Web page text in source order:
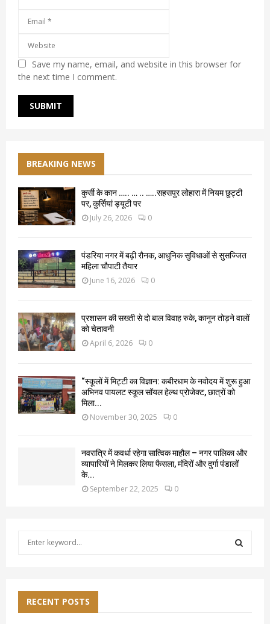
Save my name, email, and website in this browser for
the next time I comment.
BREAKING NEWS
कुर्सी के कान ….. … .. …..सहसपुर लोहारा में नियम छुट्टी
पर, कुर्सियां ड्यूटी पर
July 26, 2026 0
पंडरिया नगर में बढ़ी रौनक, आधुनिक सुविधाओं से सुसज्जित
महिला चौपाटी तैयार
June 16, 2026 0
प्रशासन की सख्ती से दो बाल विवाह रुके, कानून तोड़ने वालों
को चेतावनी
April 6, 2026 0
“स्कूलों में मिट्टी का विज्ञान: कबीरधाम के नवोदय में शुरू हुआ
अभिनव पायलट स्कूल सॉयल हेल्थ प्रोजेक्ट, छात्रों को
मिला...
November 30, 2025 0
नवरात्रि में कवर्धा रहेगा सात्विक माहौल – नगर पालिका और
व्यापारियों ने मिलकर लिया फैसला, मंदिरों और दुर्गा पंडालों
के...
September 22, 2025 0
f
RECENT POSTS